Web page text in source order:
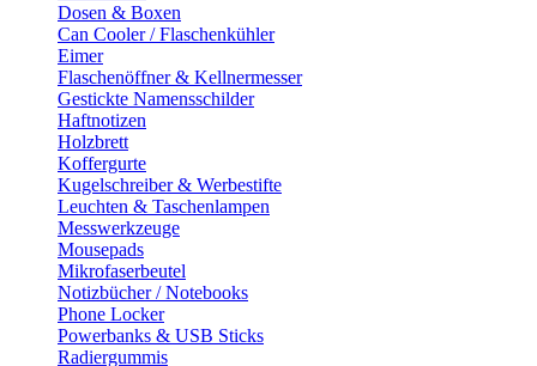
Dosen & Boxen
Can Cooler / Flaschenkühler
Eimer
Flaschenöffner & Kellnermesser
Gestickte Namensschilder
Haftnotizen
Holzbrett
Koffergurte
Kugelschreiber & Werbestifte
Leuchten & Taschenlampen
Messwerkzeuge
Mousepads
Mikrofaserbeutel
Notizbücher / Notebooks
Phone Locker
Powerbanks & USB Sticks
Radiergummis